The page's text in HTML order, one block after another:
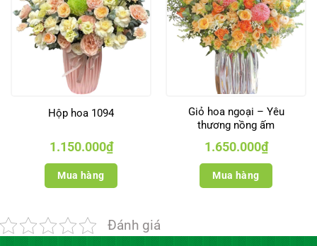
Hộp hoa 1094
1.150.000₫
Mua hàng
Giỏ hoa ngoại – Yêu
thương nồng ấm
1.650.000₫
Mua hàng
Đánh giá